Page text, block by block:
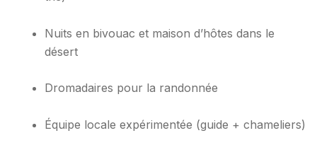
Nuits en bivouac et maison d’hôtes dans le
désert
Dromadaires pour la randonnée
Équipe locale expérimentée (guide + chameliers)